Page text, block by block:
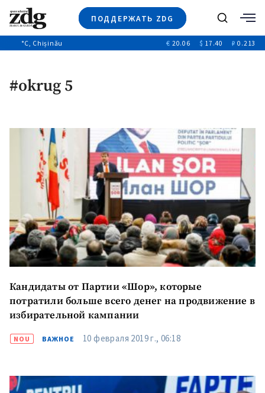
ПОДДЕРЖАТЬ ZDG
Новости
Видео
Выборы 2025
Поиск
°C, Chișinău € 20.06 $ 17.40 ₽ 0.213
#okrug 5
Кандидаты от Партии «Шор», которые
потратили больше всего денег на продвижение в
избирательной кампании
NOU ВАЖНОЕ 10 февраля 2019 г., 06:18